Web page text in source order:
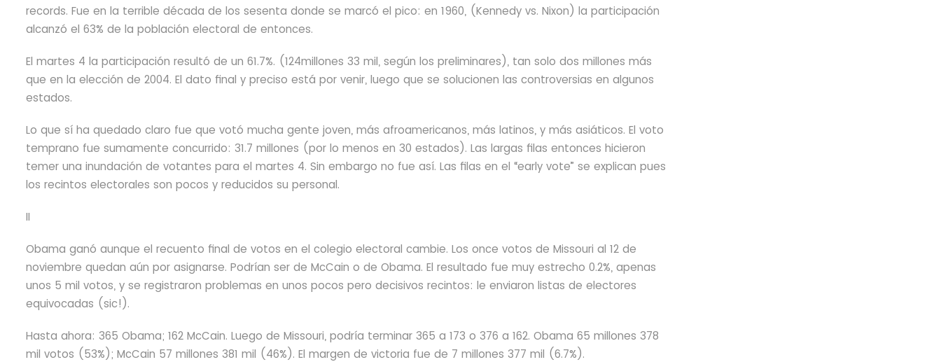
records. Fue en la terrible década de los sesenta donde se marcó el pico: en 1960, (Kennedy vs. Nixon) la participación
alcanzó el 63% de la población electoral de entonces.
El martes 4 la participación resultó de un 61.7%. (124millones 33 mil, según los preliminares), tan solo dos millones más
que en la elección de 2004. El dato final y preciso está por venir, luego que se solucionen las controversias en algunos
estados.
Lo que sí ha quedado claro fue que votó mucha gente joven, más afroamericanos, más latinos, y más asiáticos. El voto
temprano fue sumamente concurrido: 31.7 millones (por lo menos en 30 estados). Las largas filas entonces hicieron
temer una inundación de votantes para el martes 4. Sin embargo no fue así. Las filas en el “early vote” se explican pues
los recintos electorales son pocos y reducidos su personal.
II
Obama ganó aunque el recuento final de votos en el colegio electoral cambie. Los once votos de Missouri al 12 de
noviembre quedan aún por asignarse. Podrían ser de McCain o de Obama. El resultado fue muy estrecho 0.2%, apenas
unos 5 mil votos, y se registraron problemas en unos pocos pero decisivos recintos: le enviaron listas de electores
equivocadas (sic!).
Hasta ahora: 365 Obama; 162 McCain. Luego de Missouri, podría terminar 365 a 173 o 376 a 162. Obama 65 millones 378
mil votos (53%); McCain 57 millones 381 mil (46%). El margen de victoria fue de 7 millones 377 mil (6.7%).